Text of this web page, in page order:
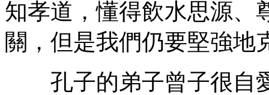
知孝道，懂得飲水思源、
關，但是我們仍要堅強地
孔子的弟子曾子很自